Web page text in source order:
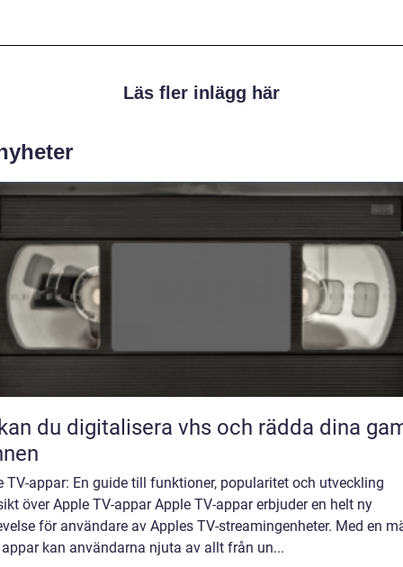
Läs fler inlägg här
du digitalisera vhs och rädda dina
TV-appar: En guide till funktioner, popularitet och utveckling
över Apple TV-appar Apple TV-appar erbjuder en helt ny
för användare av Apples TV-streamingenheter. Med en
kan användarna njuta av allt från un...